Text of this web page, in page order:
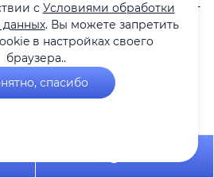
платежа, что упрощает
и делает партнерство еще
с
с Условиями обработки
данных. Вы можете запретить
в настройках своего
браузера..
спасибо